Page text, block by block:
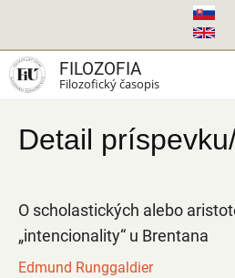
hlavný
obsah
FILOZOFIA
Filozofický časopis
Detail
O scholastických alebo
„intencionality“ u Brentana
Edmund Runggaldier